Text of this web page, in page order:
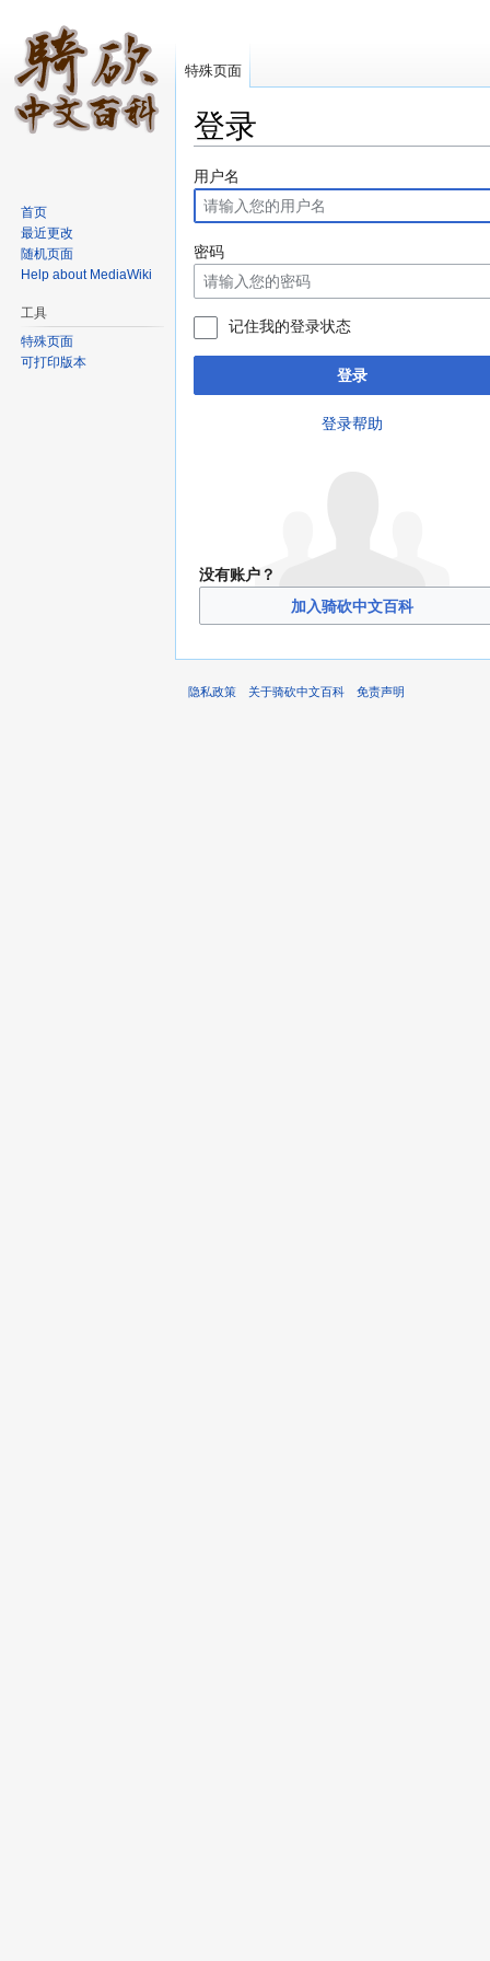
登录
用户名
密码
记住我的登录状态
登录
登录帮助
没有账户？
加入骑砍中文百科
特殊页面
首页
最近更改
随机页面
Help about MediaWiki
工具
特殊页面
可打印版本
隐私政策 关于骑砍中文百科 免责声明